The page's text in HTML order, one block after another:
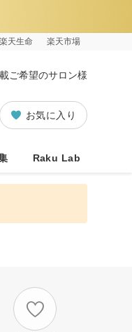
楽天生命 楽天市場
ご希望のサロン様
お気に入り
Raku Lab